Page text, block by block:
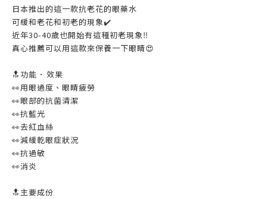
日本推出的這一款抗老花的眼藥水
可緩和老花和初老的現象✔️
近年30-40歲也開始有這種初老現象‼️
真心推薦可以用這款來保養一下眼睛😍
🔝功能 ･ 效果
👀用眼過度、眼睛疲勞
👀眼部的抗菌清潔
👀抗藍光
👀去紅血絲
👀減緩乾眼症狀況
👀抗過敏
👀消炎
🔝主要成份